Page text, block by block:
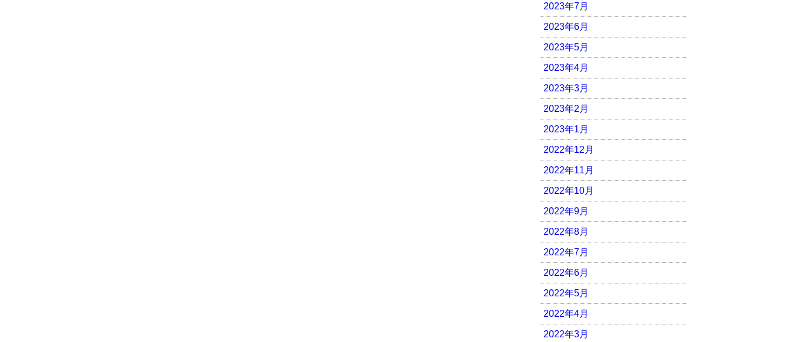
2023年7月
2023年6月
2023年5月
2023年4月
2023年3月
2023年2月
2023年1月
2022年12月
2022年11月
2022年10月
2022年9月
2022年8月
2022年7月
2022年6月
2022年5月
2022年4月
2022年3月